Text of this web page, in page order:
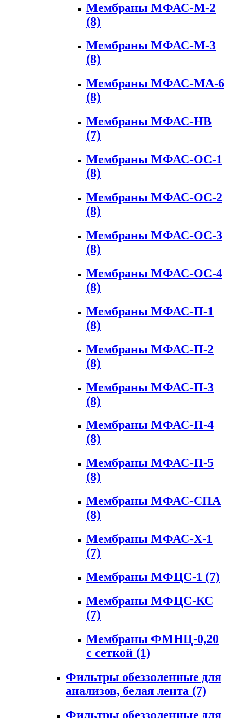
Мембраны МФАС-М-2
(8)
Мембраны МФАС-М-3
(8)
Мембраны МФАС-МА-6
(8)
Мембраны МФАС-НВ
(7)
Мембраны МФАС-ОС-1
(8)
Мембраны МФАС-ОС-2
(8)
Мембраны МФАС-ОС-3
(8)
Мембраны МФАС-ОС-4
(8)
Мембраны МФАС-П-1
(8)
Мембраны МФАС-П-2
(8)
Мембраны МФАС-П-3
(8)
Мембраны МФАС-П-4
(8)
Мембраны МФАС-П-5
(8)
Мембраны МФАС-СПА
(8)
Мембраны МФАС-Х-1
(7)
Мембраны МФЦС-1 (7)
Мембраны МФЦС-КС
(7)
Мембраны ФМНЦ-0,20
с сеткой (1)
Фильтры обеззоленные для
анализов, белая лента (7)
Фильтры обеззоленные для